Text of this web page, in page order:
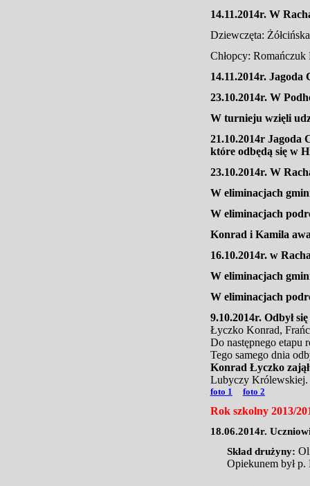
14.11.2014r. W
Dziewczęta:
Chłopcy:
14.11.2014r. Jagoda
23.10.2014r. W
W turnieju wzięli
21.10.2014r Jagoda
które odbędą się w
23.10.2014r. W
W eliminacjach
W eliminacjach
Konrad i Kamila
16.10.2014r. w
W eliminacjach
W eliminacjach
9.10.2014r. Odbył
Łyczko Konrad,
Do następnego
Tego samego dnia
Konrad Łyczko
Lubyczy Królewskiej.
foto 1 foto 2
Rok szkolny 2013/
18.06.2014r.
Skład drużyny:
Opiekunem był